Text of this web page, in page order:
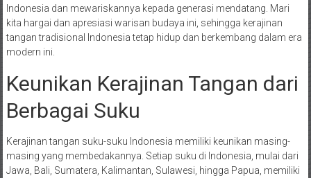
Indonesia dan mewariskannya kepada generasi mendatang. Mari
kita hargai dan apresiasi warisan budaya ini, sehingga kerajinan
tangan tradisional Indonesia tetap hidup dan berkembang dalam era
modern ini.
Keunikan Kerajinan Tangan dari
Berbagai Suku
Kerajinan tangan suku-suku Indonesia memiliki keunikan masing-
masing yang membedakannya. Setiap suku di Indonesia, mulai dari
Jawa, Bali, Sumatera, Kalimantan, Sulawesi, hingga Papua, memiliki